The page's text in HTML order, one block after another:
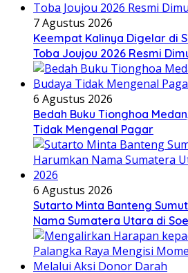
7 Agustus 2026
Keempat Kalinya Digelar di
Toba Joujou 2026 Resmi
6 Agustus 2026
Bedah Buku Tionghoa
Tidak Mengenal Pagar
6 Agustus 2026
Sutarto Minta Banteng
Nama Sumatera Utara di